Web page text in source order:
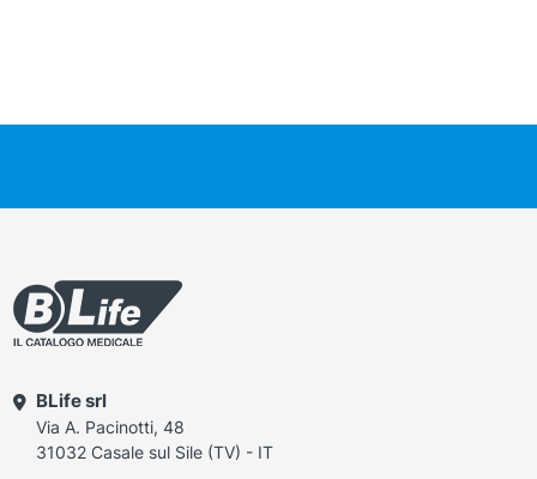
BLife srl
Via A. Pacinotti, 48
31032 Casale sul Sile (TV) - IT